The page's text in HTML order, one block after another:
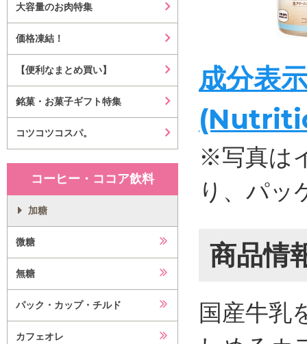
大容量のお肉特集
価格凍結！
【便利なまとめ買い】
銘菓・お菓子ギフト特集
コツコツコスパ。
コーヒー・ココア飲料
加糖
微糖
無糖
パック・カップ・チルド
カフェオレ
成分表
※写真は
り、パッ
商品情
国産牛乳